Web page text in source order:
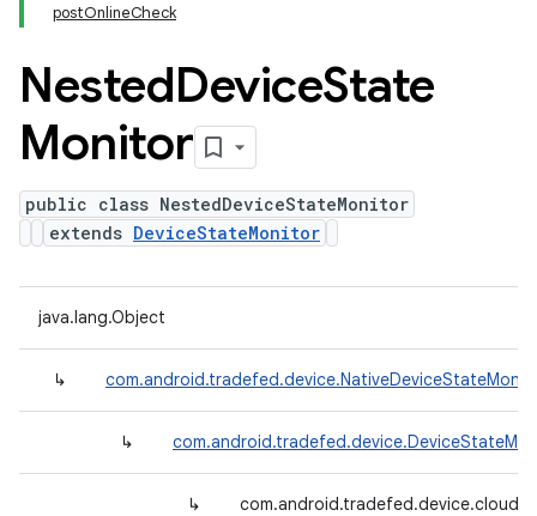
postOnlineCheck
NestedDeviceState
Monitor
public class NestedDeviceStateMonitor
extends DeviceStateMonitor
java.lang.Object
↳
↳
↳